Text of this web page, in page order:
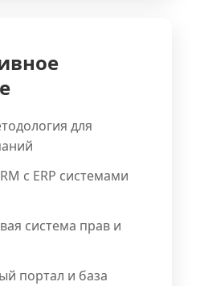
для
с ERP системами
система прав и
портал и база